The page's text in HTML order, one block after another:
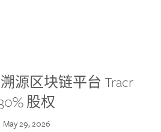
源区块链平台 Tracr
股权
May 29, 2026